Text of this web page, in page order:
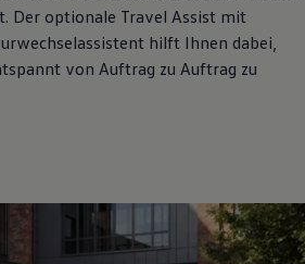
Der optionale Travel Assist mit
hilft Ihnen dabei,
von Auftrag zu Auftrag zu